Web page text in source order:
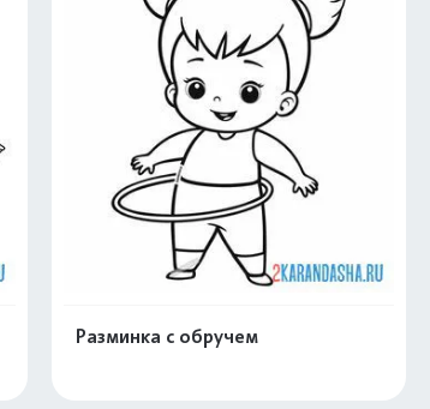
Разминка с обручем